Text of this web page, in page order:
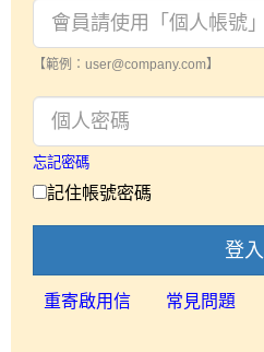
【範例：user@company.com】
忘記密碼
記住帳號密碼
登入
重寄啟用信 常見問題